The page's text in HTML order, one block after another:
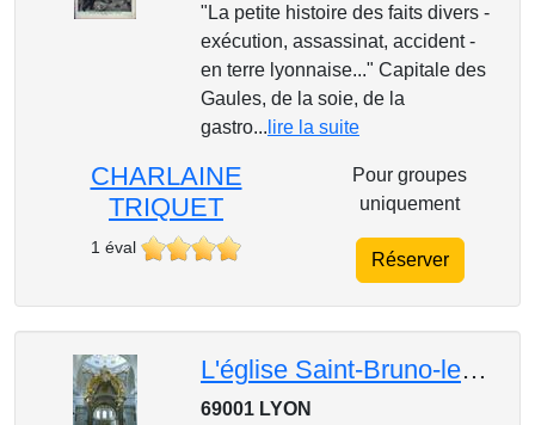
"La petite histoire des faits divers -
exécution, assassinat, accident -
en terre lyonnaise..." Capitale des
Gaules, de la soie, de la
gastro... lire la suite
CHARLAINE
TRIQUET
1 éval
Pour groupes
uniquement
Réserver
L'église Saint-Bruno-les-Chartreux
69001 LYON